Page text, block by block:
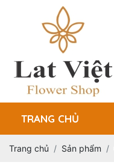
TRANG CHỦ
Trang chủ Sản phẩm